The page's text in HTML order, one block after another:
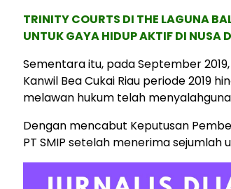
TRINITY COURTS DI THE LAGUNA
UNTUK GAYA HIDUP AKTIF DI NUSA
Sementara itu, pada September
Kanwil Bea Cukai Riau periode 2019
melawan hukum telah
Dengan mencabut Keputusan
PT SMIP setelah menerima sejumlah